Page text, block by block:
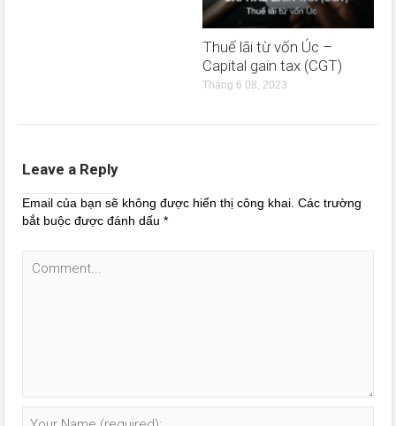
Thuế lãi từ vốn Úc –
Capital gain tax (CGT)
Tháng 6 08, 2023
Leave a Reply
Email của bạn sẽ không được hiển thị công khai. Các trường
bắt buộc được đánh dấu*